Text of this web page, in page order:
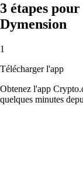
3 étapes
Dymension
1
Télécharger l'app
Obtenez l'app
quelques minutes